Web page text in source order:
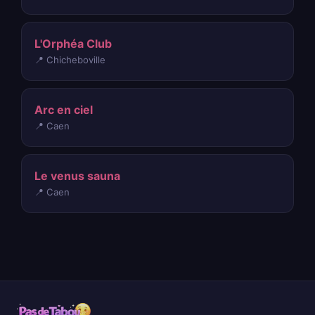
L'Orphéa Club
📍 Chicheboville
Arc en ciel
📍 Caen
Le venus sauna
📍 Caen